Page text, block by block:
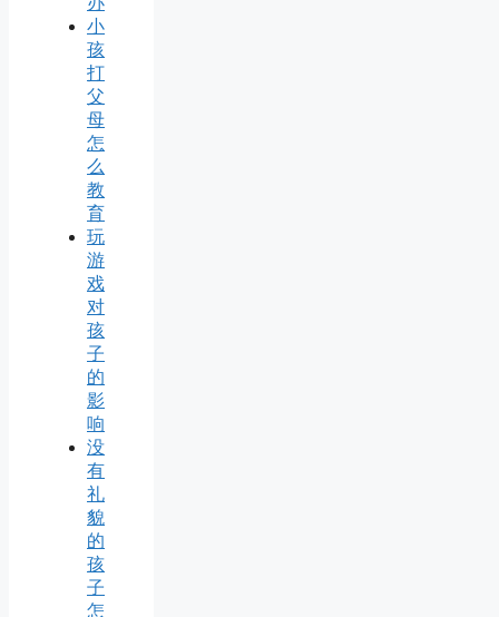
小
孩
打
父
母
怎
么
教
育
玩
游
戏
对
孩
子
的
影
响
没
有
礼
貌
的
孩
子
怎